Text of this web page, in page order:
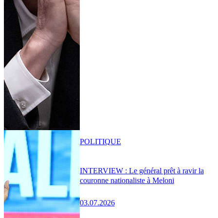
INTERVIEW : Le général prêt à ravir la
couronne nationaliste à Meloni
03.07.2026
POLITIQUE